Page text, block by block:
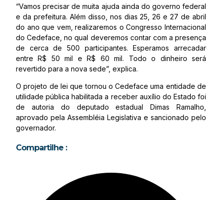
“Vamos precisar de muita ajuda ainda do governo federal
e da prefeitura. Além disso, nos dias 25, 26 e 27 de abril
do ano que vem, realizaremos o Congresso Internacional
do Cedeface, no qual deveremos contar com a presença
de cerca de 500 participantes. Esperamos arrecadar
entre R$ 50 mil e R$ 60 mil. Todo o dinheiro será
revertido para a nova sede”, explica.
O projeto de lei que tornou o Cedeface uma entidade de
utilidade pública habilitada a receber auxílio do Estado foi
de autoria do deputado estadual Dimas Ramalho,
aprovado pela Assembléia Legislativa e sancionado pelo
governador.
Compartilhe :